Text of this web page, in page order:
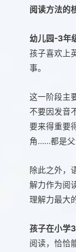
阅读方法的
幼儿园-3年
孩子喜欢上
事。
这一阶段主
不要因发音
要来得重要
角……都是父
除此之外，
解力作为阅
理解力最大
孩子在小学3
阅读，恰恰